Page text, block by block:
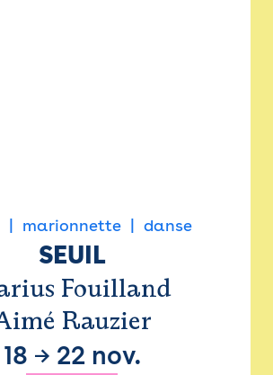
marionnette danse
SEUIL
Fouilland
Rauzier
18 → 22 nov.